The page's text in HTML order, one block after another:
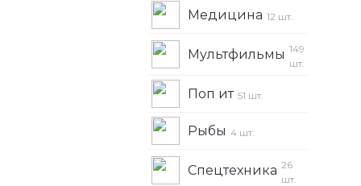
Медицина 12 шт.
Мультфильмы 149
шт.
Поп ит 51 шт.
Рыбы 4 шт.
Спецтехника 26
шт.